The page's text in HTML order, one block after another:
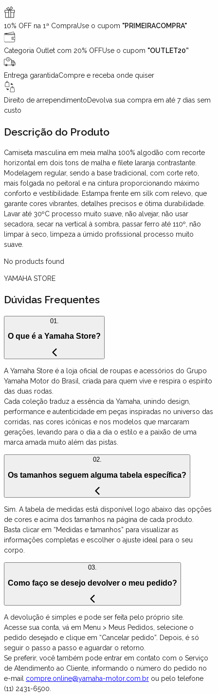
10% OFF na 1ª CompraUse o cupom "PRIMEIRACOMPRA"
Categoria Outlet com 20% OFFUse o cupom "OUTLET20”
Entrega garantidaCompre e receba onde quiser
Direito de arrependimentoDevolva sua compra em até 7 dias sem
custo
Descrição do Produto
Camiseta masculina em meia malha 100% algodão com recorte
horizontal em dois tons de malha e filete laranja contrastante.
Modelagem regular, sendo a base tradicional, com corte reto,
mais folgada no peitoral e na cintura proporcionando máximo
conforto e vestibilidade. Estampa frente em silk com relevo, que
garante cores vibrantes, detalhes precisos e ótima durabilidade.
Lavar até 30ºC processo muito suave, não alvejar, não usar
secadora, secar na vertical à sombra, passar ferro até 110º, não
limpar à seco, limpeza a úmido profissional processo muito
suave.
No products found
YAMAHA STORE
Dúvidas Frequentes
01.
O que é a Yamaha Store?
A Yamaha Store é a loja oficial de roupas e acessórios do Grupo
Yamaha Motor do Brasil, criada para quem vive e respira o espírito
das duas rodas.
Cada coleção traduz a essência da Yamaha, unindo design,
performance e autenticidade em peças inspiradas no universo das
corridas, nas cores icônicas e nos modelos que marcaram
gerações, levando para o dia a dia o estilo e a paixão de uma
marca amada muito além das pistas.
02.
Os tamanhos seguem alguma tabela específica?
Sim. A tabela de medidas está disponível logo abaixo das opções
de cores e acima dos tamanhos na página de cada produto.
Basta clicar em “Medidas e tamanhos” para visualizar as
informações completas e escolher o ajuste ideal para o seu
corpo.
03.
Como faço se desejo devolver o meu pedido?
A devolução é simples e pode ser feita pelo próprio site.
Acesse sua conta, vá em Menu > Meus Pedidos, selecione o
pedido desejado e clique em “Cancelar pedido”. Depois, é só
seguir o passo a passo e aguardar o retorno.
Se preferir, você também pode entrar em contato com o Serviço
de Atendimento ao Cliente, informando o número do pedido no
e-mail compre.online@yamaha-motor.com.br ou pelo telefone
(11) 2431-6500.